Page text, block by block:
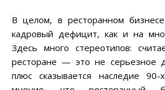
В целом, в ресторанном
кадровый дефицит, как и на
Здесь много стереотипов:
ресторане — это не серьезное
плюс сказывается наследие 90-